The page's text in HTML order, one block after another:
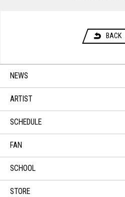
BACK
NEWS
ARTIST
SCHEDULE
FAN
SCHOOL
STORE